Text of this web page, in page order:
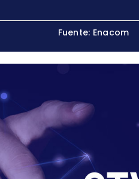
Fuente: Enacom